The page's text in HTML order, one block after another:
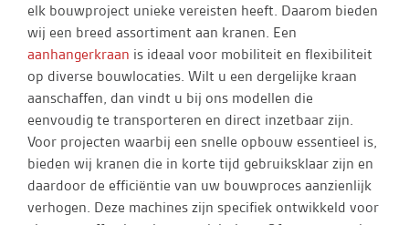
elk bouwproject unieke vereisten heeft. Daarom bieden
wij een breed assortiment aan kranen. Een
aanhangerkraan is ideaal voor mobiliteit en flexibiliteit
op diverse bouwlocaties. Wilt u een dergelijke kraan
aanschaffen, dan vindt u bij ons modellen die
eenvoudig te transporteren en direct inzetbaar zijn.
Voor projecten waarbij een snelle opbouw essentieel is,
bieden wij kranen die in korte tijd gebruiksklaar zijn en
daardoor de efficiëntie van uw bouwproces aanzienlijk
verhogen. Deze machines zijn specifiek ontwikkeld voor